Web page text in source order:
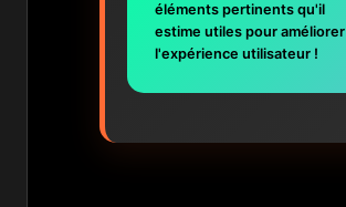
éléments pertinents qu'il
estime utiles pour améliorer
l'expérience utilisateur !